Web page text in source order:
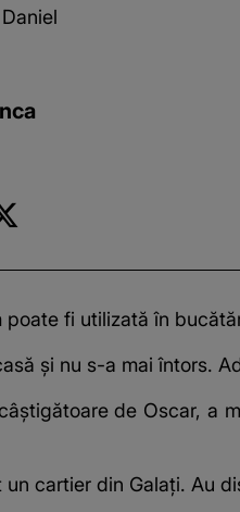
poate fi utilizată în
și nu s-a mai întors.
de Oscar, a
cartier din Galați. Au